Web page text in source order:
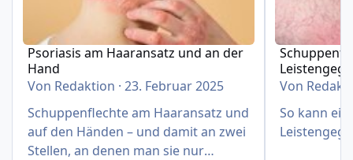
Psoriasis am Haaransatz und an der
Hand
Von Redaktion ·23. Februar 2025
Schuppenflechte am Haaransatz und
auf den Händen – und damit an zwei
Stellen, an denen man sie nur
Von
So kann